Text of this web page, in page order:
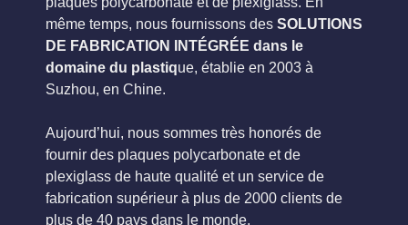
même temps, nous fournissons des SOLUTIONS
DE FABRICATION INTÉGRÉE dans le
domaine du plastique, établie en 2003 à
Suzhou, en Chine.
Aujourd’hui, nous sommes très honorés de
fournir des plaques polycarbonate et de
plexiglass de haute qualité et un service de
fabrication supérieur à plus de 2000 clients de
plus de 40 pays dans le monde.